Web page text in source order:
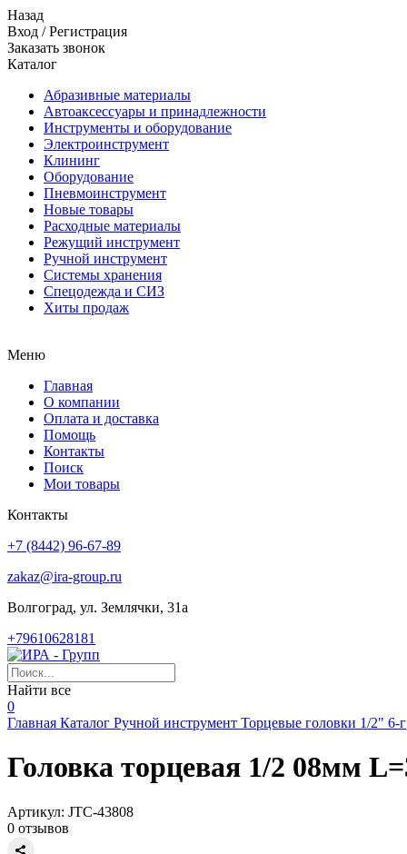
Назад
Вход /Регистрация
Заказать звонок
Каталог
Абразивные материалы
Автоаксессуары и принадлежности
Инструменты и оборудование
Электроинструмент
Клининг
Оборудование
Пневмоинструмент
Новые товары
Расходные материалы
Режущий инструмент
Ручной инструмент
Системы хранения
Спецодежда и СИЗ
Хиты продаж
Меню
Главная
О компании
Оплата и доставка
Помощь
Контакты
Поиск
Мои товары
Контакты
+7 (8442) 96-67-89
zakaz@ira-group.ru
Волгоград, ул. Землячки, 31а
+79610628181
Найти все
0
Главная Каталог Ручной инструмент Торцевые головки 1/2" 6-
Головка торцевая 1/2 08мм
Артикул: JTC-43808
0 отзывов